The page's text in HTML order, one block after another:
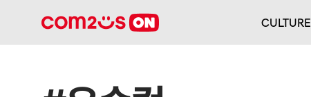
CULTURE